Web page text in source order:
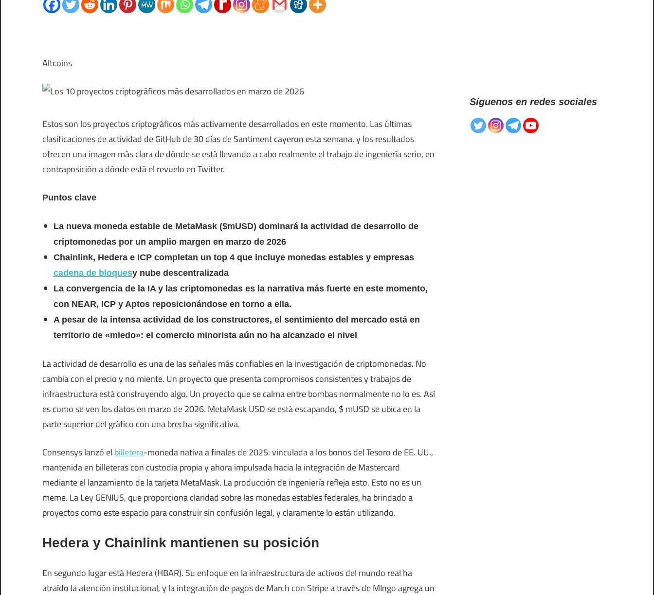
Altcoins
Estos son los proyectos criptográficos más activamente desarrollados en este momento. Las últimas
clasificaciones de actividad de GitHub de 30 días de Santiment cayeron esta semana, y los resultados
ofrecen una imagen más clara de dónde se está llevando a cabo realmente el trabajo de ingeniería serio, en
contraposición a dónde está el revuelo en Twitter.
Puntos clave
La nueva moneda estable de MetaMask ($mUSD) dominará la actividad de desarrollo de
criptomonedas por un amplio margen en marzo de 2026
Chainlink, Hedera e ICP completan un top 4 que incluye monedas estables y empresas
cadena de bloquesy nube descentralizada
La convergencia de la IA y las criptomonedas es la narrativa más fuerte en este momento,
con NEAR, ICP y Aptos reposicionándose en torno a ella.
A pesar de la intensa actividad de los constructores, el sentimiento del mercado está en
territorio de «miedo»: el comercio minorista aún no ha alcanzado el nivel
La actividad de desarrollo es una de las señales más confiables en la investigación de criptomonedas. No
cambia con el precio y no miente. Un proyecto que presenta compromisos consistentes y trabajos de
infraestructura está construyendo algo. Un proyecto que se calma entre bombas normalmente no lo es. Así
es como se ven los datos en marzo de 2026. MetaMask USD se está escapando, $ mUSD se ubica en la
parte superior del gráfico con una brecha significativa.
Consensys lanzó el billetera-moneda nativa a finales de 2025: vinculada a los bonos del Tesoro de EE. UU.,
mantenida en billeteras con custodia propia y ahora impulsada hacia la integración de Mastercard
mediante el lanzamiento de la tarjeta MetaMask. La producción de ingeniería refleja esto. Esto no es un
meme. La Ley GENIUS, que proporciona claridad sobre las monedas estables federales, ha brindado a
proyectos como este espacio para construir sin confusión legal, y claramente lo están utilizando.
Hedera y Chainlink mantienen su posición
En segundo lugar está Hedera (HBAR). Su enfoque en la infraestructura de activos del mundo real ha
atraído la atención institucional, y la integración de pagos de March con Stripe a través de MIngo agrega un
Síguenos en redes sociales